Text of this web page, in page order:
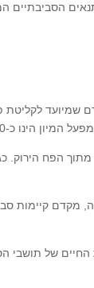
הסביבתיים
שמיועד
בבעלות ורידיס וקיבוץ עברו.
הפח הירוק.
קיימות
של תושבי